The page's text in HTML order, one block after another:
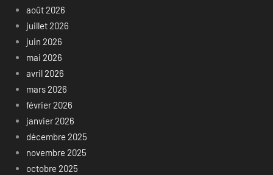
août 2026
juillet 2026
juin 2026
mai 2026
avril 2026
mars 2026
février 2026
janvier 2026
décembre 2025
novembre 2025
octobre 2025